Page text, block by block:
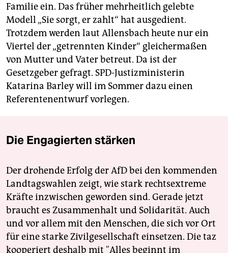
Familie ein. Das früher mehrheitlich gelebte
Modell „Sie sorgt, er zahlt“ hat ausgedient.
Trotzdem werden laut Allensbach heute nur ein
Viertel der „getrennten Kinder“ gleichermaßen
von Mutter und Vater betreut. Da ist der
Gesetzgeber gefragt. SPD-Justizministerin
Katarina Barley will im Sommer dazu einen
Referentenentwurf vorlegen.
Die Engagierten stärken
Der drohende Erfolg der AfD bei den kommenden
Landtagswahlen zeigt, wie stark rechtsextreme
Kräfte inzwischen geworden sind. Gerade jetzt
braucht es Zusammenhalt und Solidarität. Auch
und vor allem mit den Menschen, die sich vor Ort
für eine starke Zivilgesellschaft einsetzen. Die taz
kooperiert deshalb mit "Alles beginnt im